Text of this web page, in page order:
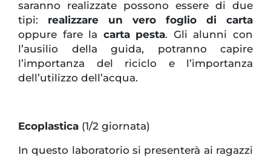
saranno realizzate possono essere di due
tipi: realizzare un vero foglio di carta
oppure fare la carta pesta. Gli alunni con
l’ausilio della guida, potranno capire
l’importanza del riciclo e l’importanza
dell’utilizzo dell’acqua.
Ecoplastica (1/2 giornata)
In questo laboratorio si presenterà ai ragazzi